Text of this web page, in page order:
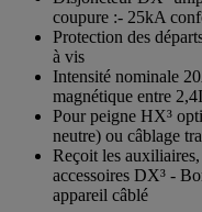
coupure :- 25kA
Protection des
à vis
Intensité nominale
magnétique entre
Pour peigne HX³
neutre) ou câblage
Reçoit les
accessoires DX³ -
appareil câblé